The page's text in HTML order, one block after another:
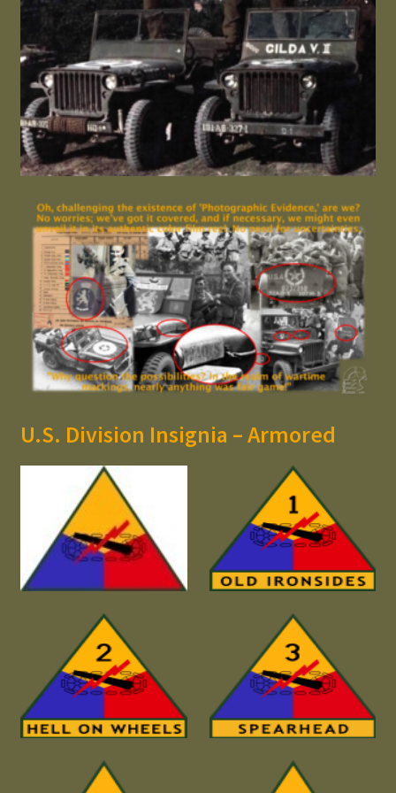
U.S. Division Insignia – Armored